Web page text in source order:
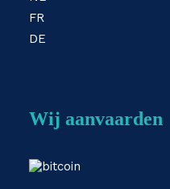
FR
DE
Wij aanvaarden